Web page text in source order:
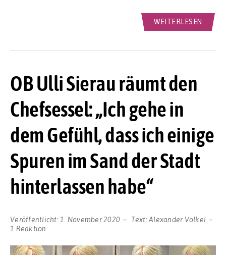
WEITERLESEN
OB Ulli Sierau räumt den
Chefsessel: „Ich gehe in
dem Gefühl, dass ich einige
Spuren im Sand der Stadt
hinterlassen habe“
Veröffentlicht: 1. November 2020 Text:Alexander Völkel
1 Reaktion